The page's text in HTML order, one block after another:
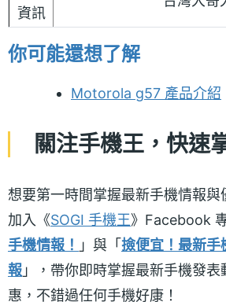
資訊
你可能還想了解
Motorola g57 產品介紹
關注手機王，快速
想要第一時間掌握最新手機情報與
加入《SOGI 手機王》Facebook
手機情報！ 」與「 撿便宜！最新手
報 」，帶你即時掌握最新手機發
惠，不錯過任何手機好康！